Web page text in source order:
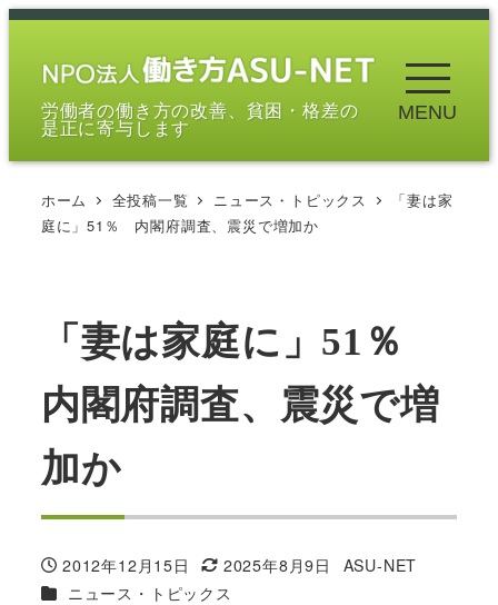
メ
労働者の働き方の改善、貧困・格差の
是正に寄与します
MENU
ホーム 全投稿一覧 ニュース・トピックス
「妻は家
庭に」51％ 内閣府調査、震災で増加か
「妻は家庭に」51％
内閣府調査、震災で増
加か
投稿日
2012年12月15日
更新日
2025年8月9日
著
ASU-NET
カテゴリー
ニュース・トピックス